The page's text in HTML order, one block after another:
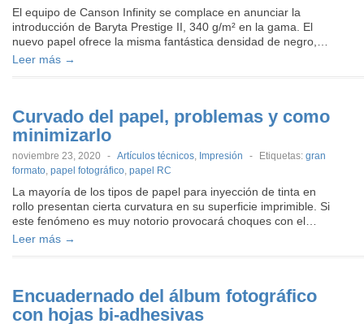
El equipo de Canson Infinity se complace en anunciar la
introducción de Baryta Prestige II, 340 g/m² en la gama. El
nuevo papel ofrece la misma fantástica densidad de negro,…
Leer más →
Curvado del papel, problemas y como
minimizarlo
noviembre 23, 2020 - Artículos técnicos, Impresión - Etiquetas: gran
formato, papel fotográfico, papel RC
La mayoría de los tipos de papel para inyección de tinta en
rollo presentan cierta curvatura en su superficie imprimible. Si
este fenómeno es muy notorio provocará choques con el…
Leer más →
Encuadernado del álbum fotográfico
con hojas bi-adhesivas